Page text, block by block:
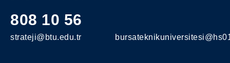
808 10 56
strateji@btu.edu.tr